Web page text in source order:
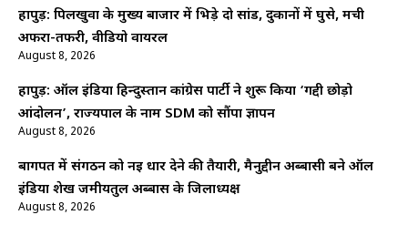
हापुड़: पिलखुवा के मुख्य बाजार में भिड़े दो सांड, दुकानों में घुसे, मची
अफरा-तफरी, वीडियो वायरल
August 8, 2026
हापुड़: ऑल इंडिया हिन्दुस्तान कांग्रेस पार्टी ने शुरू किया ‘गद्दी छोड़ो
आंदोलन’, राज्यपाल के नाम SDM को सौंपा ज्ञापन
August 8, 2026
बागपत में संगठन को नई धार देने की तैयारी, मैनुद्दीन अब्बासी बने ऑल
इंडिया शेख जमीयतुल अब्बास के जिलाध्यक्ष
August 8, 2026